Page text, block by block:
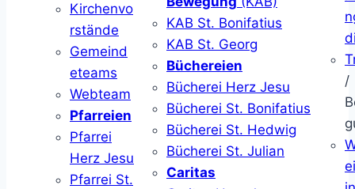
Kirchenvo
rstände
Gemeind
eteams
Webteam
Pfarreien
Pfarrei
Herz Jesu
Pfarrei St.
KAB St. Bonifatius
KAB St. Georg
Büchereien
Bücherei Herz Jesu
Bücherei St. Bonifatius
Bücherei St. Hedwig
Bücherei St. Julian
Caritas
/